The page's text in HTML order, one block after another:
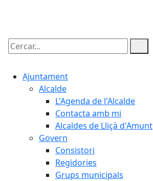
Cercar:
Ajuntament
Alcalde
L'Agenda de l'Alcalde
Contacta amb mi
Alcaldes de Lliçà d'Amunt
Govern
Consistori
Regidories
Grups municipals